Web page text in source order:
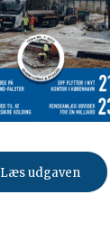
Læs udgaven